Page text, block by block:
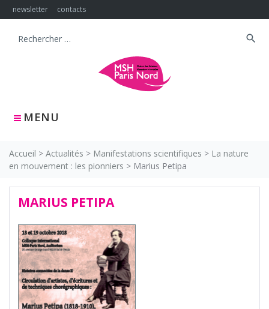
Skip
to
newsletter contacts
MENU
Search
search
Accueil > Actualités > Manifestations scientifiques > La nature
en mouvement : les pionniers > Marius Petipa
MARIUS PETIPA